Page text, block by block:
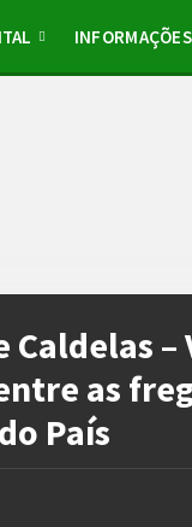
Caldelas –
as
País